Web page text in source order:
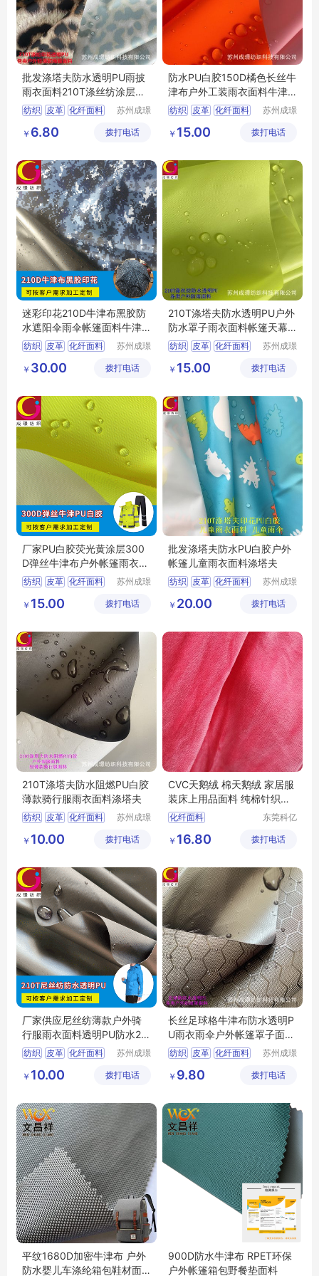
批发涤塔夫防水透明PU雨披
雨衣面料210T涤丝纺涂层面
料
纺织 皮革 化纤面料
苏州成璟
有限公司
￥ 6.80 拨打电话
防水PU白胶150D橘色长丝牛
津布户外工装雨衣面料牛津
布
纺织 皮革 化纤面料
苏州成璟
有限公司
￥ 15.00 拨打电话
迷彩印花210D牛津布黑胶防
水遮阳伞雨伞帐篷面料牛津
布
纺织 皮革 化纤面料
苏州成璟
有限公司
￥ 30.00 拨打电话
210T涤塔夫防水透明PU户外
防水罩子雨衣面料帐篷天幕
面料涤塔夫
纺织 皮革 化纤面料
苏州成璟
有限公司
￥ 15.00 拨打电话
厂家PU白胶荧光黄涂层300
D弹丝牛津布户外帐篷雨衣面
料牛津布
纺织 皮革 化纤面料
苏州成璟
有限公司
￥ 15.00 拨打电话
批发涤塔夫防水PU白胶户外
帐篷儿童雨衣面料涤塔夫
纺织 皮革 化纤面料
苏州成璟
有限公司
￥ 20.00 拨打电话
210T涤塔夫防水阻燃PU白胶
薄款骑行服雨衣面料涤塔夫
纺织 皮革 化纤面料
苏州成璟
有限公司
￥ 10.00 拨打电话
CVC天鹅绒 棉天鹅绒 家居服
装床上用品面料 纯棉针织绒
布面料
化纤面料
东莞科亿
公司
￥ 16.80 拨打电话
厂家供应尼丝纺薄款户外骑
行服雨衣面料透明PU防水21
0T尼丝纺
纺织 皮革 化纤面料
苏州成璟
有限公司
￥ 10.00 拨打电话
长丝足球格牛津布防水透明P
U雨衣雨伞户外帐篷罩子面料
牛津布
纺织 皮革 化纤面料
苏州成璟
有限公司
￥ 9.80 拨打电话
平纹1680D加密牛津布 户外
防水婴儿车涤纶箱包鞋材面
900D防水牛津布 RPET环保
户外帐篷箱包野餐垫面料